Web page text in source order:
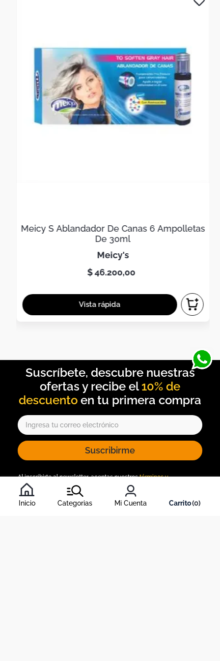
Inicio Categorias Mi Cuenta 0
Meicy S Ablandador De Canas 6 Ampolletas
De 30ml
meicy's
$46.200,00
10% de
descuento
Suscribirme
Al inscribirte al newsletter, aceptas nuestrostérminos y
condiciones
, y nuestra política de tratamiento de información